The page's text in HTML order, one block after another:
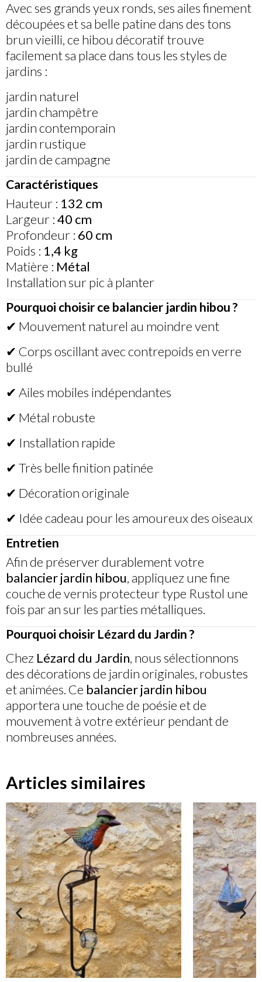
Avec ses grands yeux ronds, ses ailes finement
découpées et sa belle patine dans des tons
brun vieilli, ce hibou décoratif trouve
facilement sa place dans tous les styles de
jardins :
jardin naturel
jardin champêtre
jardin contemporain
jardin rustique
jardin de campagne
Caractéristiques
Hauteur : 132 cm
Largeur :40 cm
Profondeur : 60 cm
Poids : 1,4 kg
Matière : Métal
Installation sur pic à planter
Pourquoi choisir ce balancier jardin hibou ?
✔ Mouvement naturel au moindre vent
✔ Corps oscillant avec contrepoids en verre
bullé
✔ Ailes mobiles indépendantes
✔ Métal robuste
✔ Installation rapide
✔ Très belle finition patinée
✔ Décoration originale
✔ Idée cadeau pour les amoureux des oiseaux
Entretien
Afin de préserver durablement votre
balancier jardin hibou, appliquez une fine
couche de vernis protecteur type Rustol une
fois par an sur les parties métalliques.
Pourquoi choisir Lézard du Jardin ?
Chez Lézard du Jardin, nous sélectionnons
des décorations de jardin originales, robustes
et animées. Ce balancier jardin hibou
apportera une touche de poésie et de
mouvement à votre extérieur pendant de
nombreuses années.
Articles similaires